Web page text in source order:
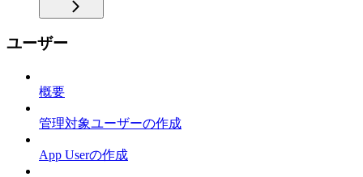
ユーザー
概要
管理対象ユーザーの作成
App Userの作成